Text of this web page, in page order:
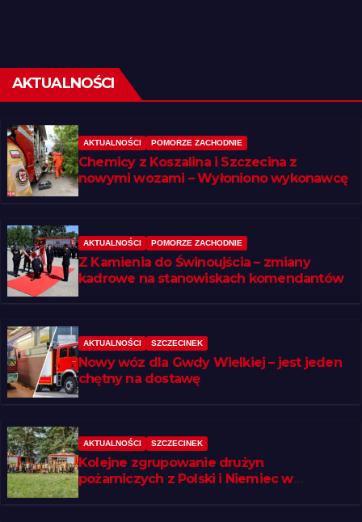
AKTUALNOŚCI
AKTUALNOŚCI POMORZE ZACHODNIE
Chemicy z Koszalina i Szczecina z
nowymi wozami – Wyłoniono wykonawcę
AKTUALNOŚCI POMORZE ZACHODNIE
Z Kamienia do Świnoujścia – zmiany
kadrowe na stanowiskach komendantów
AKTUALNOŚCI SZCZECINEK
Nowy wóz dla Gwdy Wielkiej – jest jeden
chętny na dostawę
AKTUALNOŚCI SZCZECINEK
Kolejne zgrupowanie drużyn
pożarniczych z Polski i Niemiec w